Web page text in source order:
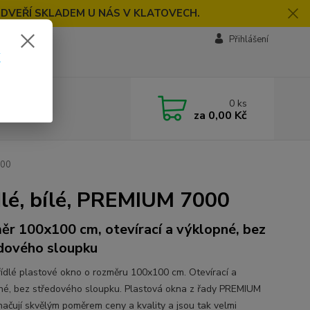
SKLADEM U NÁS V KLATOVECH.
Přihlášení
0 ks
za 0,00 Kč
bílé, PREMIUM 7000
100x100 cm, otevírací a výklopné, bez
sloupku
plastové okno o rozměru 100x100 cm. Otevírací a
bez středového sloupku. Plastová okna z řady PREMIUM
skvělým poměrem ceny a kvality a jsou tak velmi